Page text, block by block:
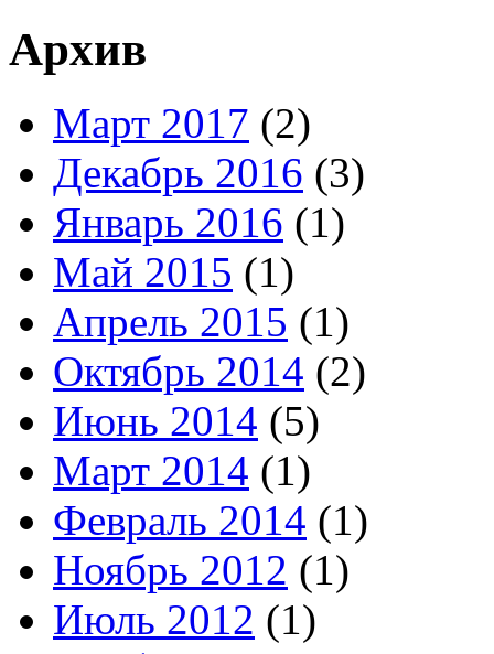
Архив
Март 2017 (2)
Декабрь 2016 (3)
Январь 2016 (1)
Май 2015 (1)
Апрель 2015 (1)
Октябрь 2014 (2)
Июнь 2014 (5)
Март 2014 (1)
Февраль 2014 (1)
Ноябрь 2012 (1)
Июль 2012 (1)